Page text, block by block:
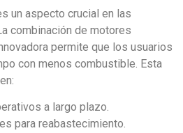
un aspecto crucial en las
combinación de motores
permite que los usuarios
con menos combustible. Esta
a largo plazo.
para reabastecimiento.